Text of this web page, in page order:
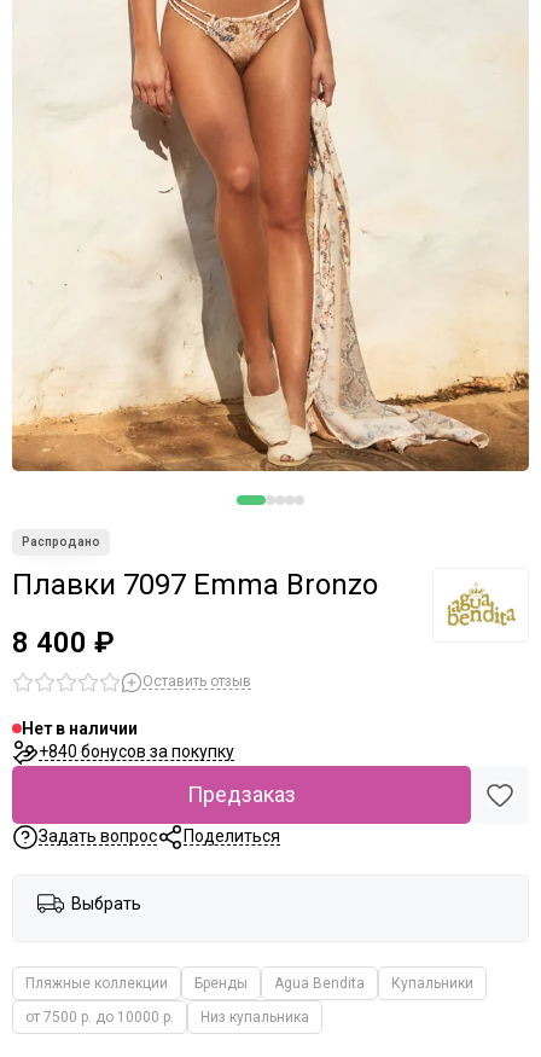
Плавки 7097 Emma Bronzo
8 400 ₽
Оставить отзыв
Нет в наличии
+840 бонусов за покупку
Предзаказ
Задать вопрос Поделиться
Выбрать
Пляжные коллекции Бренды Agua Bendita
Купальники
от 7500 р. до 10000 р.
Низ купальника